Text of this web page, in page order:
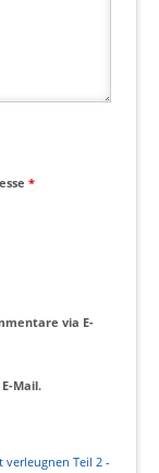
*
via E-
Mail.
verleugnen Teil 2 -